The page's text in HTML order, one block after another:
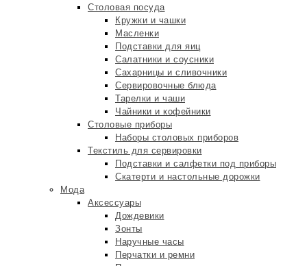
Столовая посуда
Кружки и чашки
Масленки
Подставки для яиц
Салатники и соусники
Сахарницы и сливочники
Сервировочные блюда
Тарелки и чаши
Чайники и кофейники
Столовые приборы
Наборы столовых приборов
Текстиль для сервировки
Подставки и салфетки под приборы
Скатерти и настольные дорожки
Мода
Аксессуары
Дождевики
Зонты
Наручные часы
Перчатки и ремни